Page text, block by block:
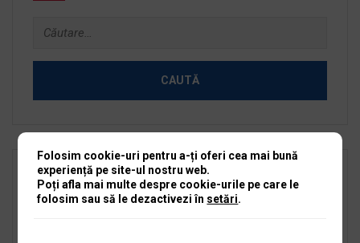
Caută
Categorii
Folosim cookie-uri pentru a-ți oferi cea mai bună
experiență pe site-ul nostru web.
Poți afla mai multe despre cookie-urile pe care le
folosim sau să le dezactivezi în setări.